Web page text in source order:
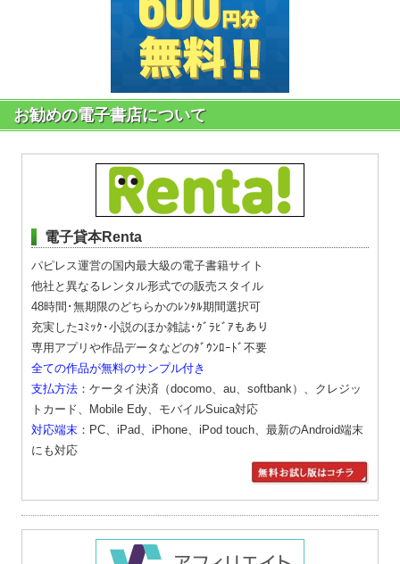
お勧めの電子書店について
電子貸本Renta
パピレス運営の国内最大級の電子書籍サイト
他社と異なるレンタル形式での販売スタイル
48時間･無期限のどちらかのﾚﾝﾀﾙ期間選択可
充実したｺﾐｯｸ･小説のほか雑誌･ｸﾞﾗﾋﾞｱもあり
専用アプリや作品データなどのﾀﾞｳﾝﾛｰﾄﾞ不要
全ての作品が無料のサンプル付き
支払方法 ：ケータイ決済（docomo、au、softbank）、クレジッ
トカード、Mobile Edy、モバイルSuica対応
対応端末 ：PC、iPad、iPhone、iPod touch、最新のAndroid端末
にも対応